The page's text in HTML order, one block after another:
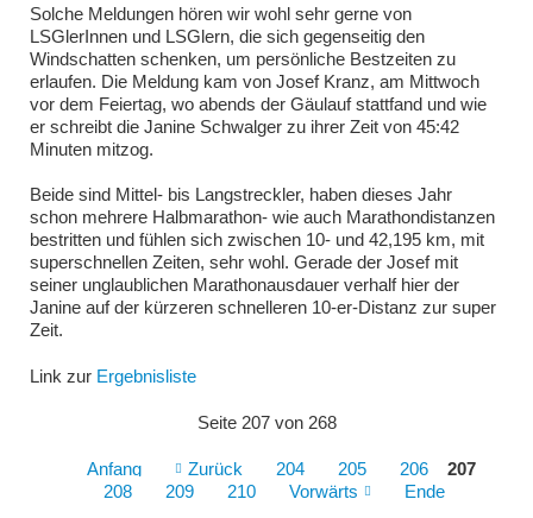
Solche Meldungen hören wir wohl sehr gerne von
LSGlerInnen und LSGlern, die sich gegenseitig den
Windschatten schenken, um persönliche Bestzeiten zu
erlaufen. Die Meldung kam von Josef Kranz, am Mittwoch
vor dem Feiertag, wo abends der Gäulauf stattfand und wie
er schreibt die Janine Schwalger zu ihrer Zeit von 45:42
Minuten mitzog.
Beide sind Mittel- bis Langstreckler, haben dieses Jahr
schon mehrere Halbmarathon- wie auch Marathondistanzen
bestritten und fühlen sich zwischen 10- und 42,195 km, mit
superschnellen Zeiten, sehr wohl. Gerade der Josef mit
seiner unglaublichen Marathonausdauer verhalf hier der
Janine auf der kürzeren schnelleren 10-er-Distanz zur super
Zeit.
Link zur Ergebnisliste
Seite 207 von 268
Anfang Zurück 204 205 206
207
208
209 210 Vorwärts Ende